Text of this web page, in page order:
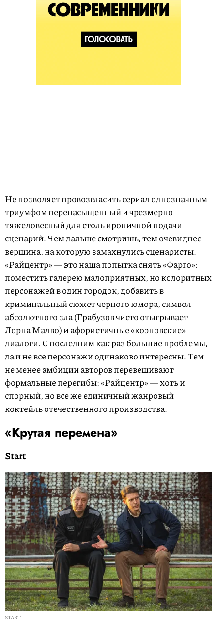
Не позволяет провозгласить сериал однозначным
триумфом перенасыщенный и чрезмерно
тяжеловесный для столь ироничной подачи
сценарий. Чем дальше смотришь, тем очевиднее
вершина, на которую замахнулись сценаристы.
«Райцентр» — это наша попытка снять «Фарго»:
поместить галерею малоприятных, но колоритных
персонажей в один городок, добавить в
криминальный сюжет черного юмора, символ
абсолютного зла (Грабузов чисто отыгрывает
Лорна Малво) и афористичные «коэновские»
диалоги. С последним как раз большие проблемы,
да и не все персонажи одинаково интересны. Тем
не менее амбиции авторов перевешивают
формальные перегибы: «Райцентр» — хоть и
спорный, но все же единичный жанровый
коктейль отечественного производства.
«Крутая перемена»
Start
START